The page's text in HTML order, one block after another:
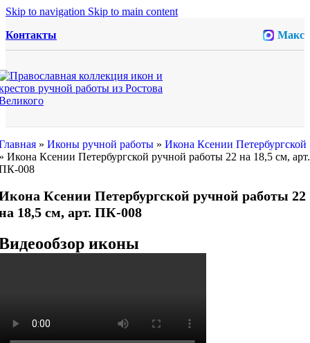
Skip to navigation Skip to main content
Контакты
Макс
» Иконы ручной работы » Икона Ксении Петербургской
Икона Ксении Петербургской ручной работы 22 на 18,5 см, арт.
008
Ксении Петербургской ручной работы 22
18,5 см, арт. ПК-008
иконы